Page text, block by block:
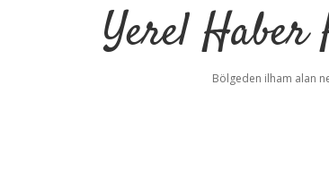
Yerel
Bölgeden ilham alan